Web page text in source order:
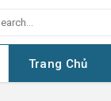
Trang Chủ